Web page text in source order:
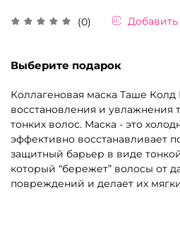
(0)
Выберите подарок
Коллагеновая маска Таше Колд
восстановления и увлажнения
тонких волос. Маска - это
эффективно восстанавливает
защитный барьер в виде
который “бережет” волосы от
повреждений и делает их